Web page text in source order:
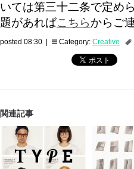
いては第三十二条で定め
題があればこちらからご
posted 08:30 | Category: Creative
関連記事